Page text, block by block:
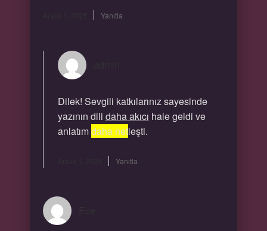
Yanıtla
Dilek! Sevgili katkılarınız sayesinde
yazının dili daha akıcı hale geldi ve
anlatımdaha netleşti.
Yanıtla